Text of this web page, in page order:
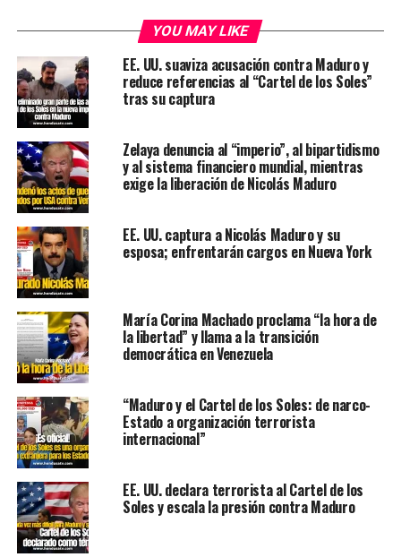
YOU MAY LIKE
EE. UU. suaviza acusación contra Maduro y
reduce referencias al “Cartel de los Soles”
tras su captura
Zelaya denuncia al “imperio”, al bipartidismo
y al sistema financiero mundial, mientras
exige la liberación de Nicolás Maduro
EE. UU. captura a Nicolás Maduro y su
esposa; enfrentarán cargos en Nueva York
María Corina Machado proclama “la hora de
la libertad” y llama a la transición
democrática en Venezuela
“Maduro y el Cartel de los Soles: de narco-
Estado a organización terrorista
internacional”
EE. UU. declara terrorista al Cartel de los
Soles y escala la presión contra Maduro